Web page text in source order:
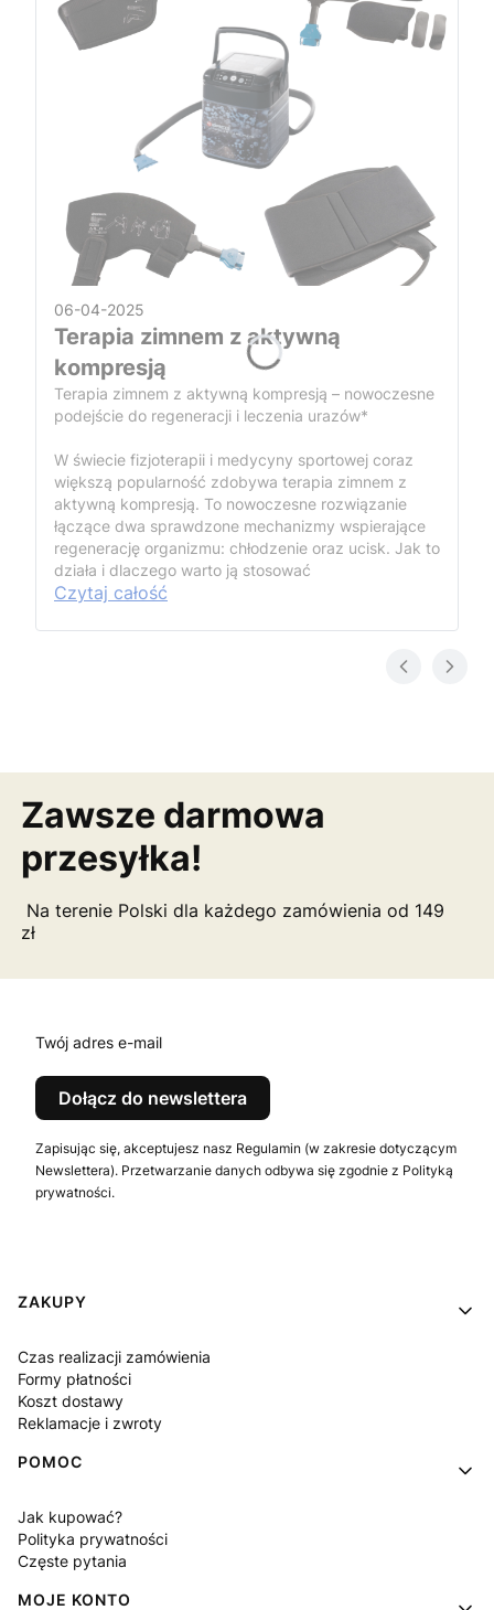
06-04-2025
Terapia zimnem z aktywną
kompresją
Terapia zimnem z aktywną kompresją – nowoczesne
podejście do regeneracji i leczenia urazów*
W świecie fizjoterapii i medycyny sportowej coraz
większą popularność zdobywa terapia zimnem z
aktywną kompresją. To nowoczesne rozwiązanie
łączące dwa sprawdzone mechanizmy wspierające
regenerację organizmu: chłodzenie oraz ucisk. Jak to
działa i dlaczego warto ją stosować
Czytaj całość
Zawsze darmowa
przesyłka!
Na terenie Polski dla każdego zamówienia od 149
zł
Twój adres e-mail
Dołącz do newslettera
Zapisując się, akceptujesz nasz Regulamin (w zakresie dotyczącym
Newslettera). Przetwarzanie danych odbywa się zgodnie z Polityką
prywatności.
Linki w stopce
ZAKUPY
Czas realizacji zamówienia
Formy płatności
Koszt dostawy
Reklamacje i zwroty
POMOC
Jak kupować?
Polityka prywatności
Częste pytania
MOJE KONTO